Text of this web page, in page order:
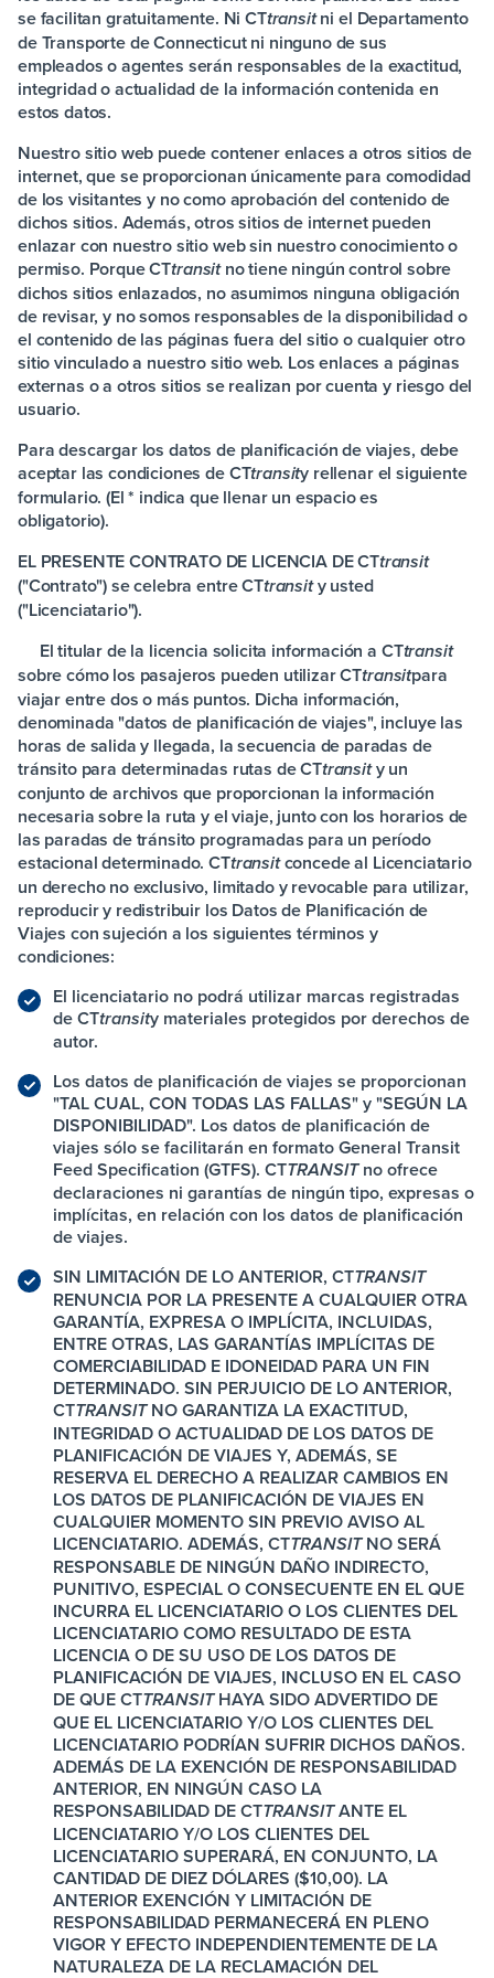
se facilitan gratuitamente. NiCTtransitni el Departamento
de Transporte de Connecticut ni ninguno de sus
empleados o agentes serán responsables de la exactitud,
integridad o actualidad de la información contenida en
estos datos.
Nuestro sitio web puede contener enlaces a otros sitios de
internet, que se proporcionan únicamente para comodidad
de los visitantes y no como aprobación del contenido de
dichos sitios. Además, otros sitios de internet pueden
enlazar con nuestro sitio web sin nuestro conocimiento o
permiso. PorqueCTtransitno tiene ningún control sobre
dichos sitios enlazados, no asumimos ninguna obligación
de revisar, y no somos responsables de la disponibilidad o
el contenido de las páginas fuera del sitio o cualquier otro
sitio vinculado a nuestro sitio web. Los enlaces a páginas
externas o a otros sitios se realizan por cuenta y riesgo del
usuario.
Para descargar los datos de planificación de viajes, debe
aceptar las condiciones deCTtransity rellenar el siguiente
formulario. (El * indica que llenar un espacio es
obligatorio).
EL PRESENTE CONTRATO DE LICENCIA DE CTtransit
("Contrato") se celebra entreCTtransity usted
("Licenciatario").
El titular de la licencia solicita información a CTtransit
sobre cómo los pasajeros pueden utilizarCTtransitpara
viajar entre dos o más puntos. Dicha información,
denominada "datos de planificación de viajes", incluye las
horas de salida y llegada, la secuencia de paradas de
tránsito para determinadas rutas deCTtransity un
conjunto de archivos que proporcionan la información
necesaria sobre la ruta y el viaje, junto con los horarios de
las paradas de tránsito programadas para un período
estacional determinado.CTtransitconcede al Licenciatario
un derecho no exclusivo, limitado y revocable para utilizar,
reproducir y redistribuir los Datos de Planificación de
Viajes con sujeción a los siguientes términos y
condiciones:
El licenciatario no podrá utilizar marcas registradas
deCTtransity materiales protegidos por derechos de
autor.
Los datos de planificación de viajes se proporcionan
"TAL CUAL, CON TODAS LAS FALLAS" y "SEGÚN LA
DISPONIBILIDAD". Los datos de planificación de
viajes sólo se facilitarán en formato General Transit
Feed Specification (GTFS). CTTRANSITno ofrece
declaraciones ni garantías de ningún tipo, expresas o
implícitas, en relación con los datos de planificación
de viajes.
SIN LIMITACIÓN DE LO ANTERIOR, CTTRANSIT
RENUNCIA POR LA PRESENTE A CUALQUIER OTRA
GARANTÍA, EXPRESA O IMPLÍCITA, INCLUIDAS,
ENTRE OTRAS, LAS GARANTÍAS IMPLÍCITAS DE
COMERCIABILIDAD E IDONEIDAD PARA UN FIN
DETERMINADO. SIN PERJUICIO DE LO ANTERIOR,
CTTRANSITNO GARANTIZA LA EXACTITUD,
INTEGRIDAD O ACTUALIDAD DE LOS DATOS DE
PLANIFICACIÓN DE VIAJES Y, ADEMÁS, SE
RESERVA EL DERECHO A REALIZAR CAMBIOS EN
LOS DATOS DE PLANIFICACIÓN DE VIAJES EN
CUALQUIER MOMENTO SIN PREVIO AVISO AL
LICENCIATARIO. ADEMÁS, CTTRANSITNO SERÁ
RESPONSABLE DE NINGÚN DAÑO INDIRECTO,
PUNITIVO, ESPECIAL O CONSECUENTE EN EL QUE
INCURRA EL LICENCIATARIO O LOS CLIENTES DEL
LICENCIATARIO COMO RESULTADO DE ESTA
LICENCIA O DE SU USO DE LOS DATOS DE
PLANIFICACIÓN DE VIAJES, INCLUSO EN EL CASO
DE QUECTTRANSITHAYA SIDO ADVERTIDO DE
QUE EL LICENCIATARIO Y/O LOS CLIENTES DEL
LICENCIATARIO PODRÍAN SUFRIR DICHOS DAÑOS.
ADEMÁS DE LA EXENCIÓN DE RESPONSABILIDAD
ANTERIOR, EN NINGÚN CASO LA
RESPONSABILIDAD DECTTRANSITANTE EL
LICENCIATARIO Y/O LOS CLIENTES DEL
LICENCIATARIO SUPERARÁ, EN CONJUNTO, LA
CANTIDAD DE DIEZ DÓLARES ($10,00). LA
ANTERIOR EXENCIÓN Y LIMITACIÓN DE
RESPONSABILIDAD PERMANECERÁ EN PLENO
VIGOR Y EFECTO INDEPENDIENTEMENTE DE LA
NATURALEZA DE LA RECLAMACIÓN DEL